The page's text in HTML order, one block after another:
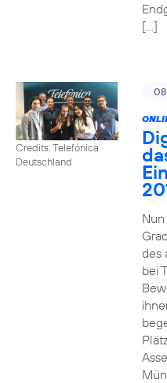
[…]
Credits: Telefónica
Deutschland
des
bei